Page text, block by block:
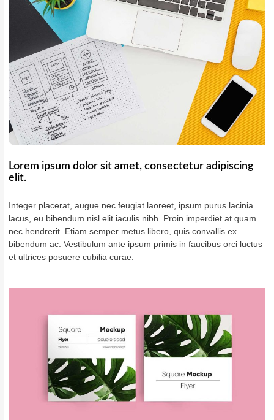
Lorem ipsum dolor sit amet, consectetur adipiscing
elit.
Integer placerat, augue nec feugiat laoreet, ipsum purus lacinia
lacus, eu bibendum nisl elit iaculis nibh. Proin imperdiet at quam
nec hendrerit. Etiam semper metus libero, quis convallis ex
bibendum ac. Vestibulum ante ipsum primis in faucibus orci luctus
et ultrices posuere cubilia curae.